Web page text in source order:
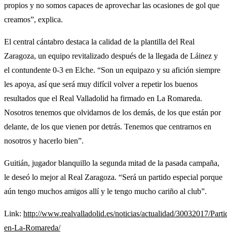
propios y no somos capaces de aprovechar las ocasiones de gol que
creamos”, explica.
El central cántabro destaca la calidad de la plantilla del Real
Zaragoza, un equipo revitalizado después de la llegada de Láinez y
el contundente 0-3 en Elche. “Son un equipazo y su afición siempre
les apoya, así que será muy difícil volver a repetir los buenos
resultados que el Real Valladolid ha firmado en La Romareda.
Nosotros tenemos que olvidarnos de los demás, de los que están por
delante, de los que vienen por detrás. Tenemos que centrarnos en
nosotros y hacerlo bien”.
Guitián, jugador blanquillo la segunda mitad de la pasada campaña,
le deseó lo mejor al Real Zaragoza. “Será un partido especial porque
aún tengo muchos amigos allí y le tengo mucho cariño al club”.
Link: http://www.realvalladolid.es/noticias/actualidad/30032017/
en-La-Romareda/